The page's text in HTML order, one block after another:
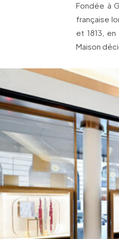
Fondée à
française
et 1813,
Maison